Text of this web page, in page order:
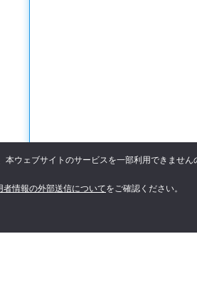
ウェブサイトのサービスを一部利用できません
者情報の外部送信についてをご確認ください。